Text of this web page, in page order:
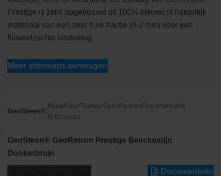
Prestige is zelfs opgebouwd uit 100% kleurecht natuurlijk
materiaal van een zeer fijne fractie (0-2 mm) voor een
fluweelzachte uitstraling.
Meer informatie aanvragen
GeoSteen®:
MaatKleurTextuurSpecificatiesDocumentatie
Brochures
GeoSteen® GeoRetron Prestige Beeckestijn
Donkerbruin
Documentatie